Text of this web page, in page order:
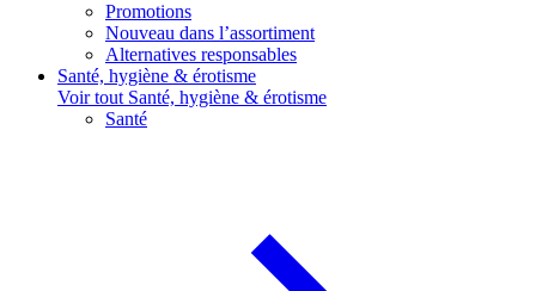
Promotions
Nouveau dans l’assortiment
Alternatives responsables
Santé, hygiène & érotisme
Voir tout Santé, hygiène & érotisme
Santé